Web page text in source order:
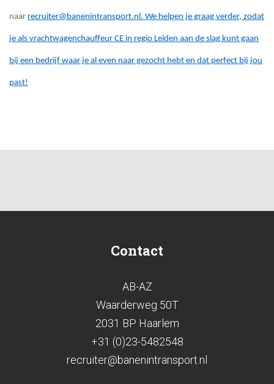
naar recruiter@banenintransport.nl. We helpen je graag verder, zodat
je als vrachtwagenchauffeur CE in regio Leiden aan de slag kunt gaan
bij een bedrijf waar je al even naar gezocht hebt en dat perfect bij jou
past!
Contact
AB-AZ
Waarderweg 50T
2031 BP Haarlem
+31 (0)23-5482548
recruiter@banenintransport.nl